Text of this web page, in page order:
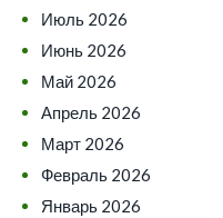
Июль 2026
Июнь 2026
Май 2026
Апрель 2026
Март 2026
Февраль 2026
Январь 2026